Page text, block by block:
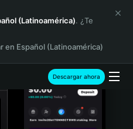
(Latinoamérica). ¿Te
en Español (Latinoamérica)
Descargar ahora